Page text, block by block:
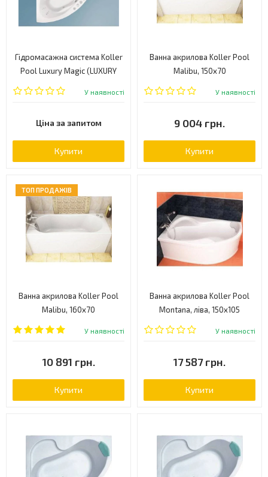
Гідромасажна система Koller
Pool Luxury Magic (LUXURY
MAGIC)
У наявності
Ціна за запитом
Купити
Ванна акрилова Koller Pool
Malibu, 150x70
(MALIBU150X70)
У наявності
9 004 грн.
Купити
ТОП ПРОДАЖІВ
Ванна акрилова Koller Pool
Malibu, 160x70
(MALIBU160X70)
У наявності
10 891 грн.
Купити
Ванна акрилова Koller Pool
Montana, ліва, 150x105
(MONTANA150X105L)
У наявності
17 587 грн.
Купити